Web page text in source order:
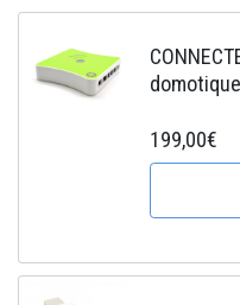
199,00€